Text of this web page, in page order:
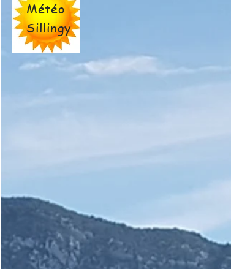
Météo
Sillingy